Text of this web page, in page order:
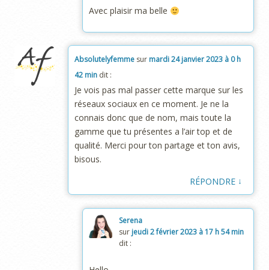
Avec plaisir ma belle
Absolutelyfemme sur mardi 24 janvier 2023 à 0 h
42 min dit :
Je vois pas mal passer cette marque sur les
réseaux sociaux en ce moment. Je ne la
connais donc que de nom, mais toute la
gamme que tu présentes a l’air top et de
qualité. Merci pour ton partage et ton avis,
bisous.
RÉPONDRE ↓
Serena
sur jeudi 2 février 2023 à 17 h 54 min
dit :